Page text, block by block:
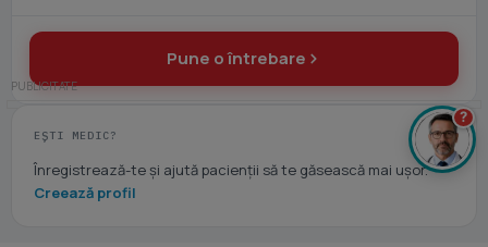
Pune o întrebare
EȘTI MEDIC?
Înregistrează-te și ajută pacienții să te găsească mai ușor.
Creează profil
?